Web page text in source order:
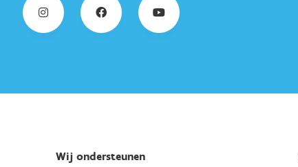
Wij ondersteunen